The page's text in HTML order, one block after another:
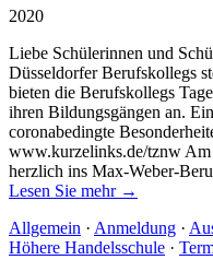
2020
Liebe Schülerinnen und
Düsseldorfer Berufskollegs
bieten die Berufskollegs
ihren Bildungsgängen an.
coronabedingte
www.kurzelinks.de/tznw
herzlich ins Max-Weber-
Lesen Sie mehr →
Allgemein · Anmeldung ·
Höhere Handelsschule ·